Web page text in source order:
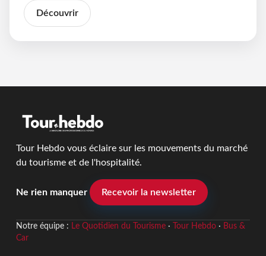
Découvrir
Tour Hebdo vous éclaire sur les mouvements du marché
du tourisme et de l'hospitalité.
Ne rien manquer Recevoir la newsletter
Notre équipe : Le Quotidien du Tourisme· Tour Hebdo· Bus &
Car